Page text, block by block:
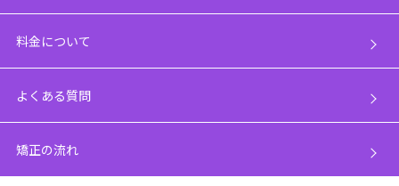
料金について
よくある質問
矯正の流れ